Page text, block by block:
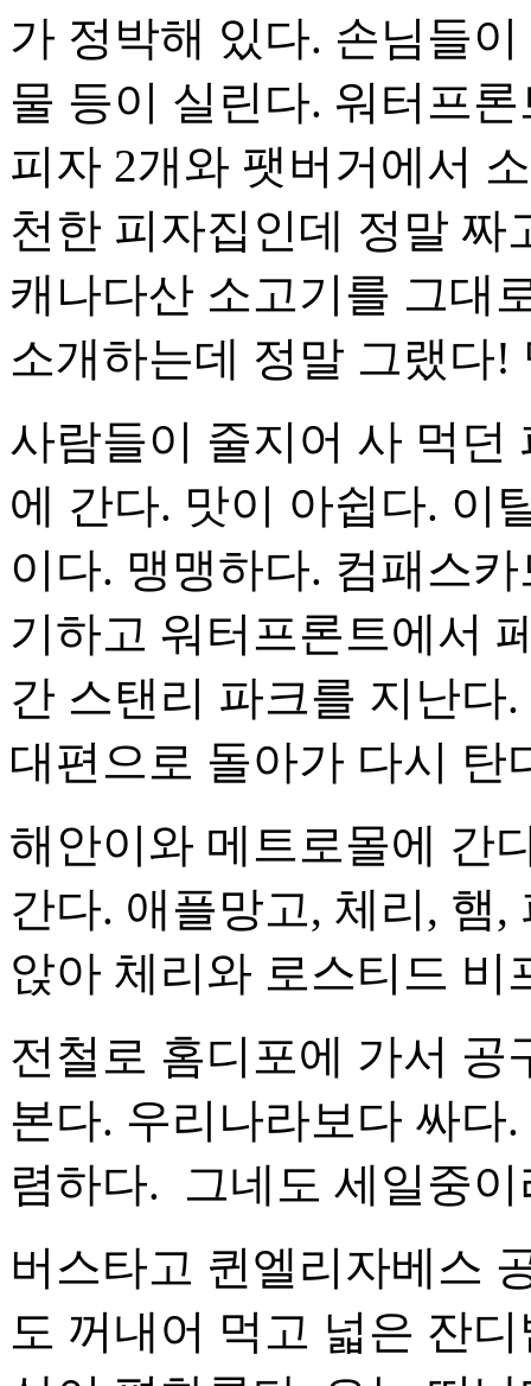
가 정박해 있다. 손님들
물 등이 실린다. 워터프
피자 2개와 팻버거에서
천한 피자집인데 정말 짜
캐나다산 소고기를 그대
소개하는데 정말 그랬다!
사람들이 줄지어 사 먹던
에 간다. 맛이 아쉽다. 이
이다. 맹맹하다. 컴패스
기하고 워터프론트에서
간 스탠리 파크를 지난다
대편으로 돌아가 다시 탄
해안이와 메트로몰에 간
간다. 애플망고, 체리, 햄
앉아 체리와 로스티드 비
전철로 홈디포에 가서 공
본다. 우리나라보다 싸
렴하다. 그네도 세일중
버스타고 퀸엘리자베스
도 꺼내어 먹고 넓은 잔